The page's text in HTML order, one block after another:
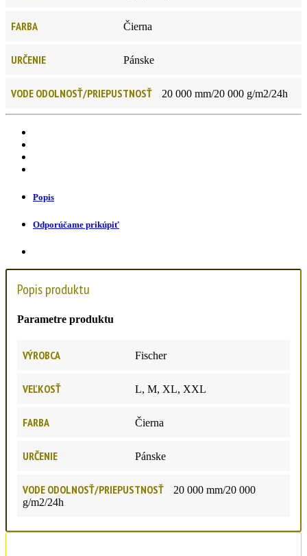
FARBA Čierna
URČENIE Pánske
VODE ODOLNOSŤ/PRIEPUSTNOSŤ 20 000 mm/20 000 g/m2/24h
Popis
Odporúčame prikúpiť
Popis produktu
Parametre produktu
VÝROBCA Fischer
VEĽKOSŤ L, M, XL, XXL
FARBA Čierna
URČENIE Pánske
VODE ODOLNOSŤ/PRIEPUSTNOSŤ
20 000 mm/20 000
g/m2/24h